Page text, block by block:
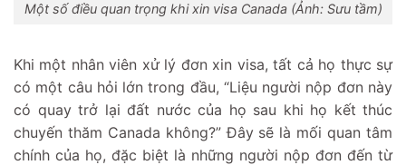
Một số điều quan trọng khi xin visa Canada (Ảnh: Sưu tầm)
Khi một nhân viên xử lý đơn xin visa, tất cả họ thực sự
có một câu hỏi lớn trong đầu, “Liệu người nộp đơn này
có quay trở lại đất nước của họ sau khi họ kết thúc
chuyến thăm Canada không?” Đây sẽ là mối quan tâm
chính của họ, đặc biệt là những người nộp đơn đến từ